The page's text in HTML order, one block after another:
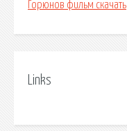
Горюнов фильм скачать
Links